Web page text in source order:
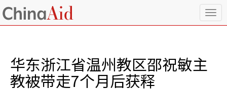
T
o
华东浙江省温州教区邵祝敏主
教被带走7个月后获释